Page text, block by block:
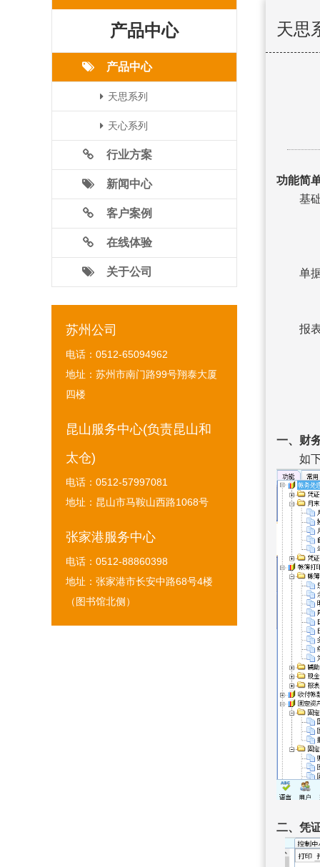
天思
功能简
基础
单据
报表
一、财
如下
二、凭
产品中心
产品中心
天思系列
天心系列
行业方案
新闻中心
客户案例
在线体验
关于公司
苏州公司
电话：0512-65094962
地址：苏州市南门路99号翔泰大厦
四楼
昆山服务中心(负责昆山和
太仓)
电话：0512-57997081
地址：昆山市马鞍山西路1068号
张家港服务中心
电话：0512-88860398
地址：张家港市长安中路68号4楼
（图书馆北侧）